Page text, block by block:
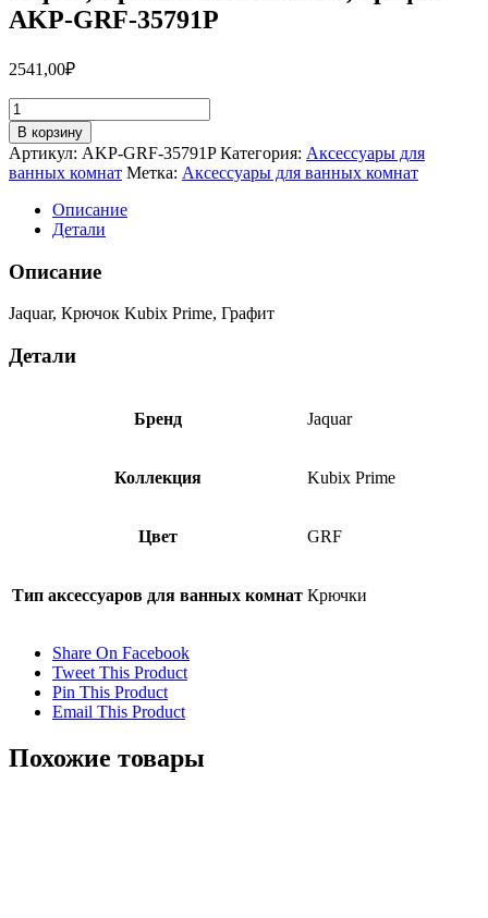
AKP-GRF-35791P
2541,00₽
Количество
товара
Jaquar,
Крючок
Kubix
Prime,
Графит
GRF-
35791P
В корзину
Артикул: AKP-GRF-35791P Категория: Аксессуары для
ванных комнат Метка: Аксессуары для ванных комнат
Описание
Детали
Описание
Jaquar, Крючок Kubix Prime, Графит
Детали
Бренд Jaquar
Коллекция Kubix Prime
Цвет GRF
Тип аксессуаров для ванных комнат Крючки
Share On Facebook
Tweet This Product
Pin This Product
Email This Product
Похожие товары